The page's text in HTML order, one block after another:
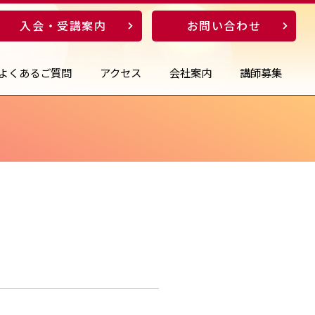
くあるご質問 アクセス 会社案内 講師募集
入会・受講案内 お問い合わせ